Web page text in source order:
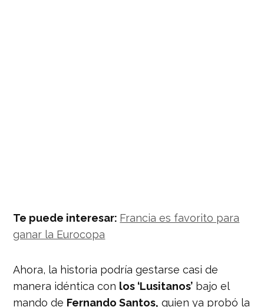
Te puede interesar: Francia es favorito para
ganar la Eurocopa
Ahora, la historia podría gestarse casi de
manera idéntica con los ‘Lusitanos’ bajo el
mando de Fernando Santos, quien ya probó la